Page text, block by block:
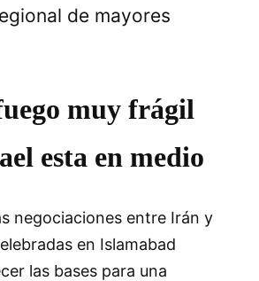
de mayores
muy frágil
esta en medio
negociaciones entre Irán y
en Islamabad
las bases para una